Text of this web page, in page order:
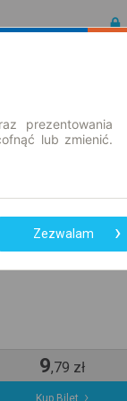
9,79 zł
Kup Bilet
prezentowania
lub zmienić.
Zezwalam